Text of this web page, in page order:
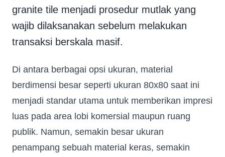
granite tile menjadi prosedur mutlak yang
wajib dilaksanakan sebelum melakukan
transaksi berskala masif.
Di antara berbagai opsi ukuran, material
berdimensi besar seperti ukuran 80x80 saat ini
menjadi standar utama untuk memberikan impresi
luas pada area lobi komersial maupun ruang
publik. Namun, semakin besar ukuran
penampang sebuah material keras, semakin